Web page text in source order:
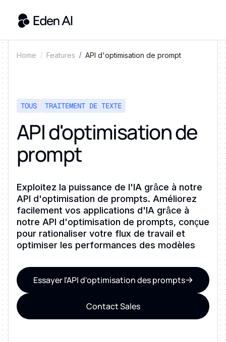
Home Features API d'optimisation de prompt
TOUS TRAITEMENT DE TEXTE
API d'optimisation de
prompt
Exploitez la puissance de l'IA grâce à notre
API d'optimisation de prompts. Améliorez
facilement vos applications d'IA grâce à
notre API d'optimisation de prompts, conçue
pour rationaliser votre flux de travail et
optimiser les performances des modèles
Essayer l'API d'optimisation des prompts
Contact Sales